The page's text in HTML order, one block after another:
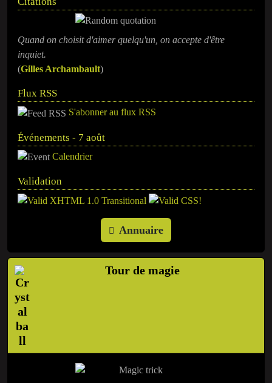
Quand on choisit d'aimer quelqu'un, on accepte d'être
inquiet.
(Gilles Archambault)
Flux RSS
S'abonner au flux RSS
Événements - 7 août
Calendrier
Validation
Annuaire
Tour de magie